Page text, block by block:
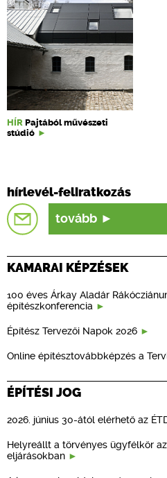
HÍR Pajtából művészeti
stúdió
hírlevél-feliratkozás
tovább
KAMARAI KÉPZÉSEK
100 éves Árkay Aladár
építészkonferencia
Építész Tervezői Napok 2026
Online építésztovábbképzés a
ÉPÍTÉSI JOG
2026. június 30-ától elérhető az
Helyreállt a törvényes ügyfélkör
eljárásokban